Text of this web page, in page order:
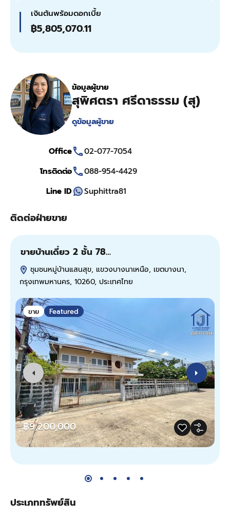
เงินต้นพร้อมดอกเบี้ย
฿5,805,070.11
ข้อมูลผู้ขาย
สุพิศตรา ศรีดาธรรม (สุ)
ดูข้อมูลผู้ขาย
Office
02-077-7054
โทรติดต่อ
088-954-4429
Line ID
Suphittra81
ติดต่อฝ่ายขาย
ขายบ้านเดี่ยว 2 ชั้น 78…
ชุมชนหมู่บ้านแสนสุข, แขวงบางนาเหนือ, เขตบางนา,
กรุงเทพมหานคร, 10260, ประเทศไทย
ขาย Featured
฿9,200,000
ประเภททรัพย์สิน